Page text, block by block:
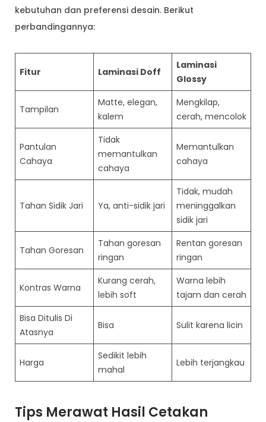
kebutuhan dan preferensi desain. Berikut
perbandingannya:
Fitur Laminasi Doff
Laminasi
Glossy
Tampilan
Matte, elegan,
kalem
Mengkilap,
cerah, mencolok
Pantulan
Cahaya
Tidak
memantulkan
cahaya
Memantulkan
cahaya
Tahan Sidik Jari Ya, anti-sidik jari
Tidak, mudah
meninggalkan
sidik jari
Tahan Goresan
Tahan goresan
ringan
Rentan goresan
ringan
Kontras Warna
Kurang cerah,
lebih soft
Warna lebih
tajam dan cerah
Bisa Ditulis Di
Atasnya
Bisa Sulit karena licin
Harga
Sedikit lebih
mahal
Lebih terjangkau
Tips Merawat Hasil Cetakan